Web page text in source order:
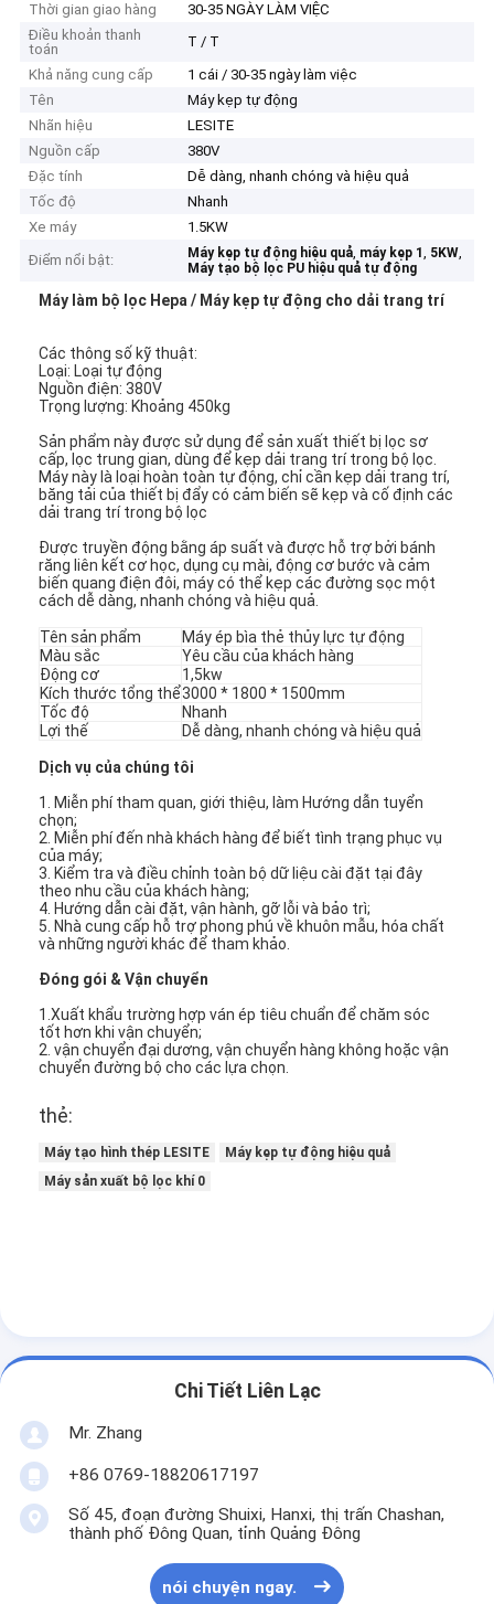
Nhà
Sản phẩm
Thời gian giao hàng
30-35 NGÀY LÀM VIỆC
Điều khoản thanh
toán
T / T
Khả năng cung cấp
1 cái / 30-35 ngày làm việc
Tên
Máy kẹp tự động
Nhãn hiệu
LESITE
Nguồn cấp
380V
Đặc tính
Dễ dàng, nhanh chóng và hiệu quả
Tốc độ
Nhanh
Xe máy
1.5KW
Điểm nổi bật:
Máy kẹp tự động hiệu quả, máy kẹp 1, 5KW,
Máy tạo bộ lọc PU hiệu quả tự động
Máy làm bộ lọc Hepa / Máy kẹp tự động cho dải trang trí
Các thông số kỹ thuật:
Loại: Loại tự động
Nguồn điện: 380V
Trọng lượng: Khoảng 450kg
Sản phẩm này được sử dụng để sản xuất thiết bị lọc sơ
cấp, lọc trung gian, dùng để kẹp dải trang trí trong bộ lọc.
Máy này là loại hoàn toàn tự động, chỉ cần kẹp dải trang trí,
băng tải của thiết bị đẩy có cảm biến sẽ kẹp và cố định các
dải trang trí trong bộ lọc
Được truyền động bằng áp suất và được hỗ trợ bởi bánh
răng liên kết cơ học, dụng cụ mài, động cơ bước và cảm
biến quang điện đôi, máy có thể kẹp các đường sọc một
cách dễ dàng, nhanh chóng và hiệu quả.
Tên sản phẩm
Máy ép bìa thẻ thủy lực tự động
Màu sắc
Yêu cầu của khách hàng
Động cơ
1,5kw
Kích thước tổng thể3000 * 1800 * 1500mm
Tốc độ
Nhanh
Lợi thế
Dễ dàng, nhanh chóng và hiệu quả
Dịch vụ của chúng tôi
1. Miễn phí tham quan, giới thiệu, làm Hướng dẫn tuyển
chọn;
2. Miễn phí đến nhà khách hàng để biết tình trạng phục vụ
của máy;
3. Kiểm tra và điều chỉnh toàn bộ dữ liệu cài đặt tại đây
theo nhu cầu của khách hàng;
4. Hướng dẫn cài đặt, vận hành, gỡ lỗi và bảo trì;
5. Nhà cung cấp hỗ trợ phong phú về khuôn mẫu, hóa chất
và những người khác để tham khảo.
Đóng gói & Vận chuyển
1.Xuất khẩu trường hợp ván ép tiêu chuẩn để chăm sóc
tốt hơn khi vận chuyển;
2. vận chuyển đại dương, vận chuyển hàng không hoặc vận
chuyển đường bộ cho các lựa chọn.
thẻ:
Máy tạo hình thép LESITE
Máy kẹp tự động hiệu quả
Máy sản xuất bộ lọc khí 0
Chi Tiết Liên Lạc
Mr. Zhang
+86 0769-18820617197
Số 45, đoạn đường Shuixi, Hanxi, thị trấn Chashan,
thành phố Đông Quan, tỉnh Quảng Đông
nói chuyện ngay.